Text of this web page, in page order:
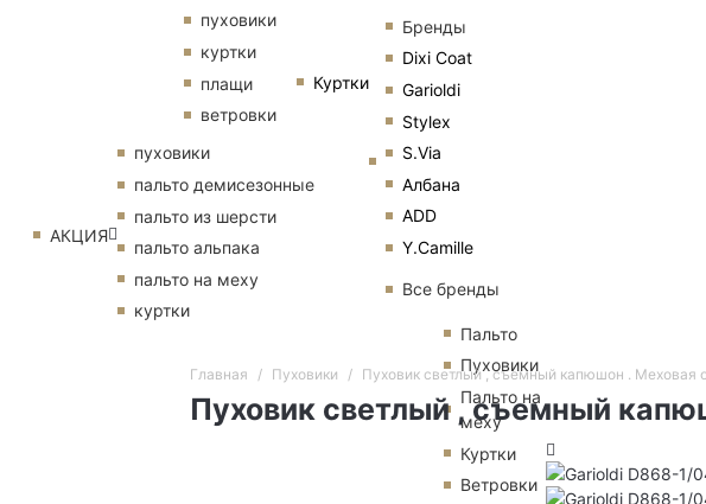
Куртки
Бренды
Dixi Coat
Garioldi
Stylex
S.Via
Албана
ADD
Y.Camille
Все бренды
Пальто
Пуховики
Пальто на
меху
Куртки
Ветровки
пуховики
куртки
плащи
ветровки
АКЦИЯ
пуховики
пальто демисезонные
пальто из шерсти
пальто альпака
пальто на меху
куртки
Главная Пуховики Пуховик светлый , съемный капюшон . Меховая
Пуховик светлый , съемный